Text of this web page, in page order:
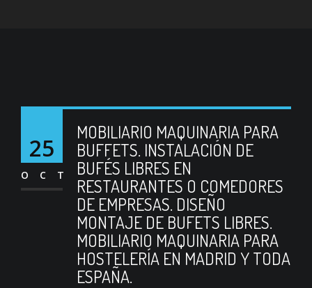
25
OCT
MOBILIARIO MAQUINARIA PARA
BUFFETS. INSTALACIÓN DE
BUFÉS LIBRES EN
RESTAURANTES O COMEDORES
DE EMPRESAS. DISEÑO
MONTAJE DE BUFETS LIBRES.
MOBILIARIO MAQUINARIA PARA
HOSTELERÍA EN MADRID Y TODA
ESPAÑA.